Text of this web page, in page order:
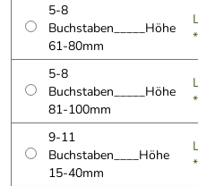
5-8
Buchstaben_____Höhe
61-80mm
5-8
Buchstaben_____Höhe
81-100mm
9-11
Buchstaben____Höhe
15-40mm